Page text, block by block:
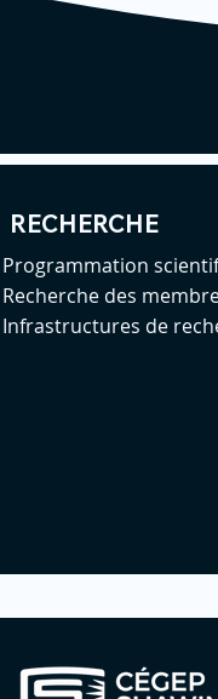
RECHERCHE
Programmation
Recherche des
Infrastructures de